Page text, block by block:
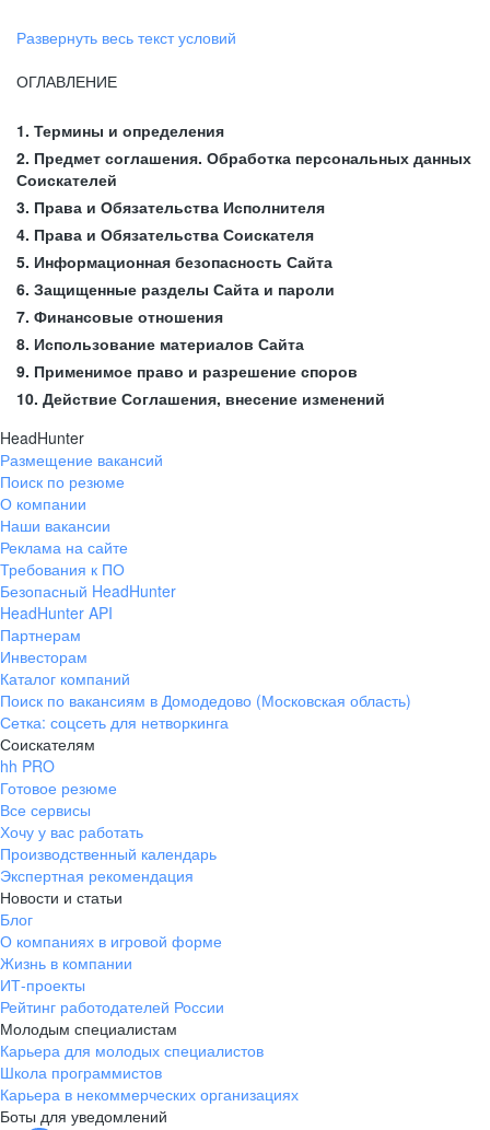
Развернуть весь текст условий
ОГЛАВЛЕНИЕ
1. Термины и определения
2. Предмет соглашения. Обработка персональных данных
Соискателей
3. Права и Обязательства Исполнителя
4. Права и Обязательства Соискателя
5. Информационная безопасность Сайта
6. Защищенные разделы Сайта и пароли
7. Финансовые отношения
8. Использование материалов Сайта
9. Применимое право и разрешение споров
10. Действие Соглашения, внесение изменений
HeadHunter
Размещение вакансий
Поиск по резюме
О компании
Наши вакансии
Реклама на сайте
Требования к ПО
Безопасный HeadHunter
HeadHunter API
Партнерам
Инвесторам
Каталог компаний
Поиск по вакансиям в Домодедово (Московская область)
Сетка: соцсеть для нетворкинга
Соискателям
hh PRO
Готовое резюме
Все сервисы
Хочу у вас работать
Производственный календарь
Экспертная рекомендация
Новости и статьи
Блог
О компаниях в игровой форме
Жизнь в компании
ИТ-проекты
Рейтинг работодателей России
Молодым специалистам
Карьера для молодых специалистов
Школа программистов
Карьера в некоммерческих организациях
Боты для уведомлений